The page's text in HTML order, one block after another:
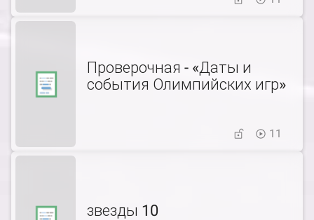
Проверочная - «Даты и
события Олимпийских игр»
11
звезды 10